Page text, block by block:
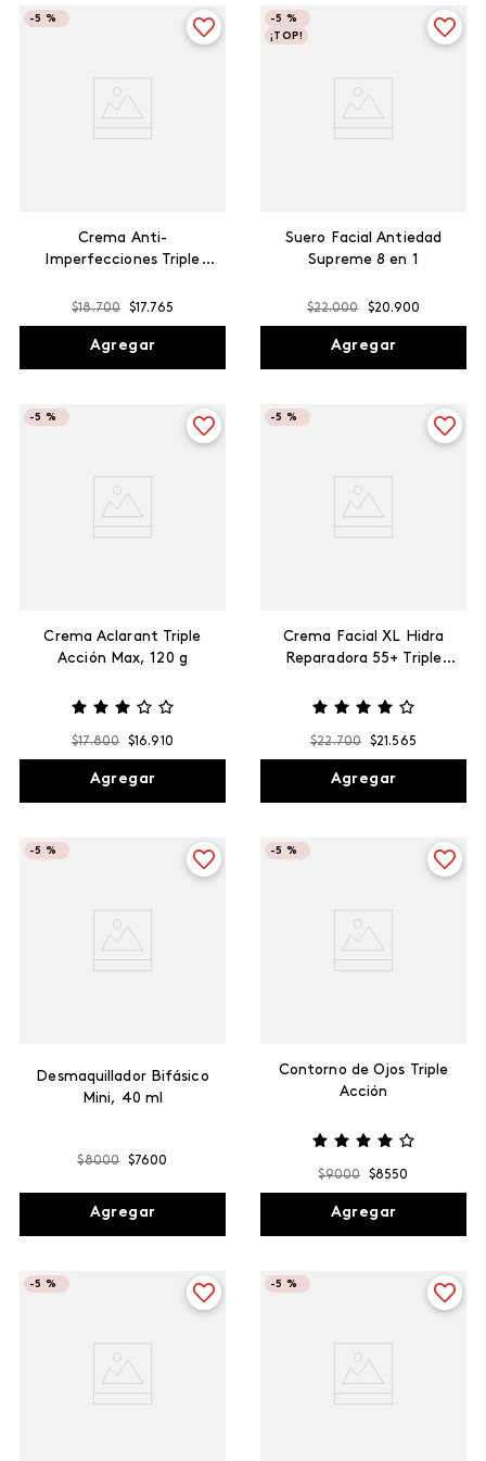
Crema Anti-
Imperfecciones Triple
-5 %
$18.700 $17.765
Agregar
Suero Facial Antiedad
Supreme 8 en 1
-5 %
¡TOP!
$22.000 $20.900
Agregar
Crema Aclarant Triple
Acción Max, 120 g
-5 %
$17.800 $16.910
Agregar
Crema Facial XL Hidra
Reparadora 55+ Triple
-5 %
$22.700 $21 .565
Agregar
Desmaquillador Bifásico
Mini, 40 ml
-5 %
$8000 $7600
Agregar
Contorno de Ojos Triple
Acción
-5 %
$9000 $8550
Agregar
-5 % -5 %